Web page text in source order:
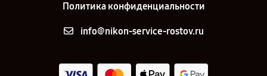
Политика конфиденциальности
info@nikon-service-rostov.ru